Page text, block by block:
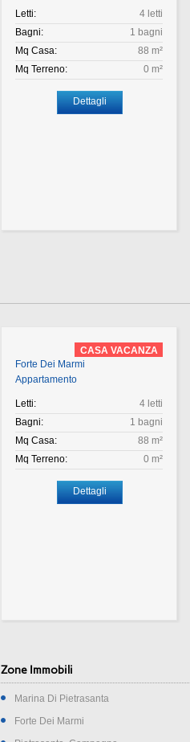
Letti:
4 letti
Bagni:
1 bagni
Mq Casa:
88 m²
Mq Terreno:
0 m²
Dettagli
CASA VACANZA
Forte Dei Marmi
Appartamento
Letti:
4 letti
Bagni:
1 bagni
Mq Casa:
88 m²
Mq Terreno:
0 m²
Dettagli
Zone Immobili
Marina Di Pietrasanta
Forte Dei Marmi